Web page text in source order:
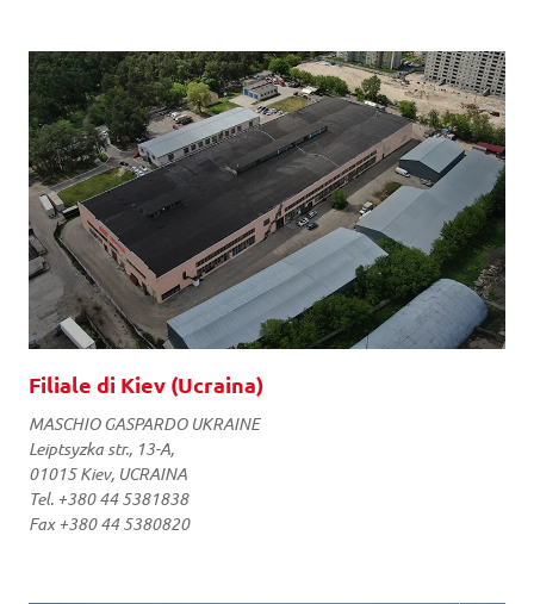
Filiale di Kiev (Ucraina)
MASCHIO GASPARDO UKRAINE
Leiptsyzka str., 13-A,
01015 Kiev, UCRAINA
Tel. +380 44 5381838
Fax +380 44 5380820